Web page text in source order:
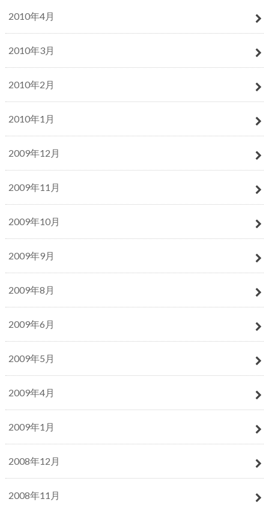
2010年4月
2010年3月
2010年2月
2010年1月
2009年12月
2009年11月
2009年10月
2009年9月
2009年8月
2009年6月
2009年5月
2009年4月
2009年1月
2008年12月
2008年11月